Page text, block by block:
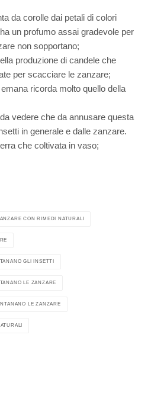
da corolle dai petali di colori
un profumo assai gradevole per
non sopportano;
produzione di candele che
per scacciare le zanzare;
ricorda molto quello della
vedere che da annusare questa
in generale e dalle zanzare.
che coltivata in vaso;
CON RIMEDI NATURALI
GLI INSETTI
LE ZANZARE
LE ZANZARE